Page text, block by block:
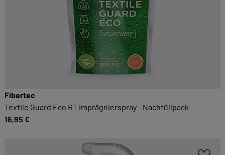
Fibertec
Textile Guard Eco RT Imprägnierspray - Nachfüllpack
16,95 €